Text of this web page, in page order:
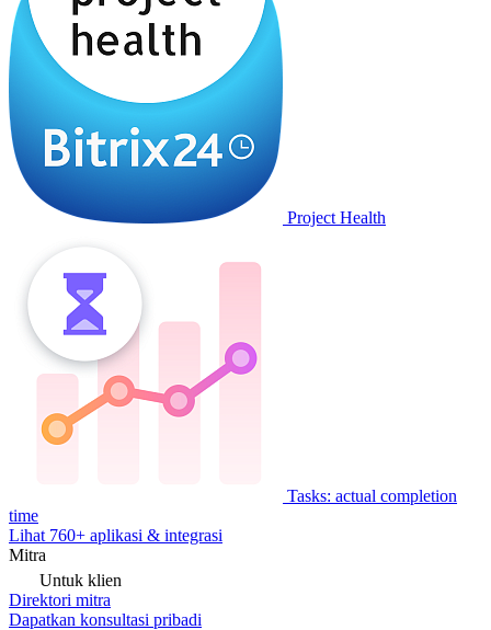
Project Health
Tasks: actual completion
time
Lihat 760+ aplikasi & integrasi
Mitra
Untuk klien
Direktori mitra
Dapatkan konsultasi pribadi